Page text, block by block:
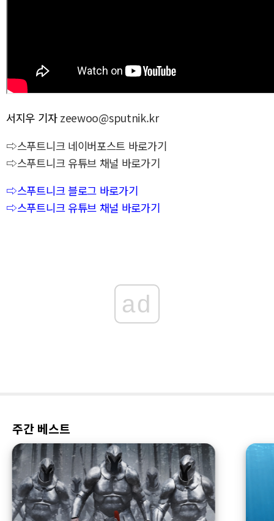
서지우 기자 zeewoo@sputnik.kr
⇨스푸트니크 네이버포스트 바로가기
⇨스푸트니크 유튜브 채널 바로가기
⇨스푸트니크 블로그 바로가기
⇨스푸트니크 유튜브 채널 바로가기
ad
주간 베스트